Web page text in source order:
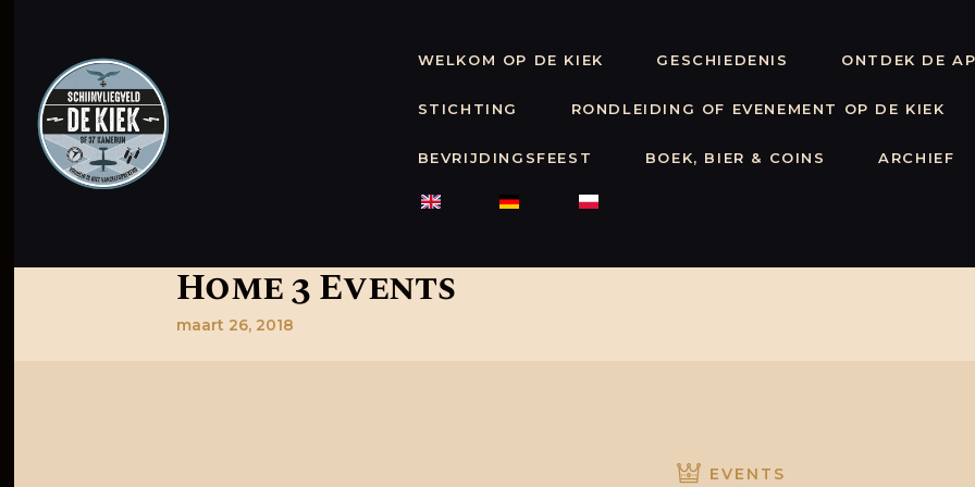
WELKOM OP DE KIEK GESCHIEDENIS ONTDEK DE
STICHTING RONDLEIDING OF EVENEMENT OP DE KIEK
BEVRIJDINGSFEEST BOEK, BIER & COINS ARCHIEF
DE KIEK
GESCHIEDENIS
ONTDEK DE
APP
STICHTING
Home 3 Events
maart 26, 2018
EVENTS